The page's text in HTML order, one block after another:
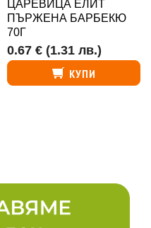
ЦАРЕВИЦА ЕЛИТ
ПЪРЖЕНА БАРБЕКЮ
70Г
0.67 € (1.31 лв.)
КУПИ